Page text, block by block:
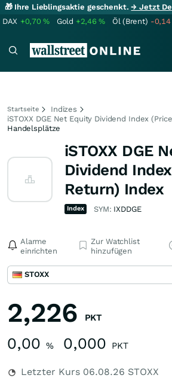
🎁 Ihre Lieblingsaktie geschenkt.→ Jetzt
DAX +0,70% Gold +2,46% Öl (Brent) -
Startseite
Indizes
iSTOXX DGE Net Equity Dividend Index
Handelsplätze
iSTOXX DGE
Dividend
Return) Index
Index SYM: IXDDGE
Alarme
einrichten
Zur Watchlist
hinzufügen
STOXX
2,226 PKT
0,00 % 0,000 PKT
Letzter Kurs 06.08.26 STOXX